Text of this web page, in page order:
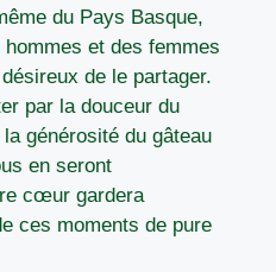
du Pays Basque,
et des femmes
de le partager.
par la douceur du
générosité du gâteau
en seront
cœur gardera
ces moments de pure